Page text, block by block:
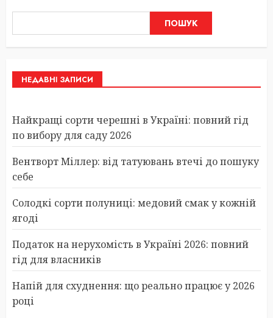
ПОШУК
НЕДАВНІ ЗАПИСИ
Найкращі сорти черешні в Україні: повний гід
по вибору для саду 2026
Вентворт Міллер: від татуювань втечі до пошуку
себе
Солодкі сорти полуниці: медовий смак у кожній
ягоді
Податок на нерухомість в Україні 2026: повний
гід для власників
Напій для схуднення: що реально працює у 2026
році